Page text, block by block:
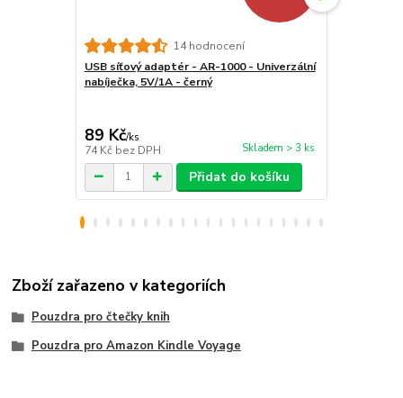
14 hodnocení
USB síťový adaptér - AR-1000 - Univerzální
nabíječka, 5V/1A - černý
89 Kč/ks
74 Kč bez DPH Skladem > 3 ks
Přidat do košíku
Zboží zařazeno v kategoriích
Pouzdra pro čtečky knih
Pouzdra pro Amazon Kindle Voyage